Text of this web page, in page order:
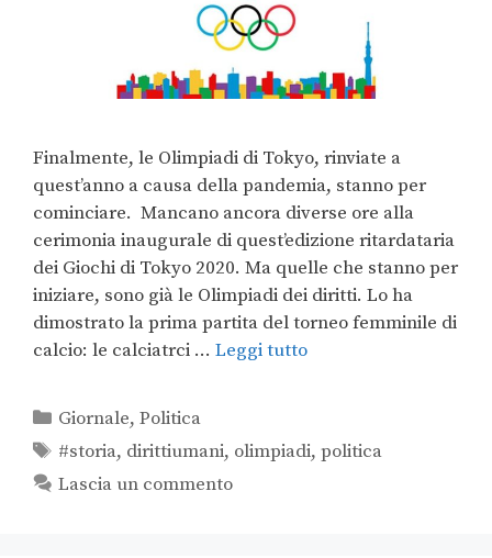
Finalmente, le Olimpiadi di Tokyo, rinviate a
quest’anno a causa della pandemia, stanno per
cominciare. Mancano ancora diverse ore alla
cerimonia inaugurale di quest’edizione ritardataria
dei Giochi di Tokyo 2020. Ma quelle che stanno per
iniziare, sono già le Olimpiadi dei diritti. Lo ha
dimostrato la prima partita del torneo femminile di
calcio: le calciatrci … Leggi tutto
Giornale,Politica
#storia, dirittiumani, olimpiadi,politica
Lascia un commento